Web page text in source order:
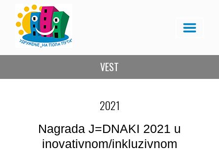
VEST
2021
Nagrada J=DNAKI 2021 u
inovativnom/inkluzivnom